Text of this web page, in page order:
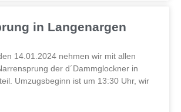
in Langenargen
14.01.2024 nehmen wir mit allen
der d´Dammglockner in
Umzugsbeginn ist um 13:30 Uhr, wir